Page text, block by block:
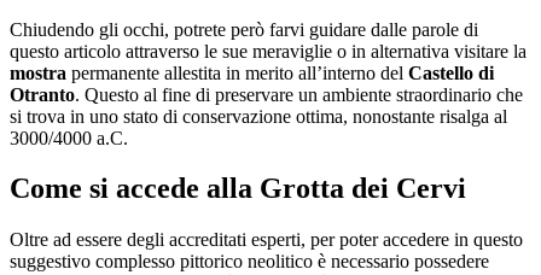
Chiudendo gli occhi, potrete però farvi guidare dalle parole di
questo articolo attraverso le sue meraviglie o in alternativa visitare la
mostra permanente allestita in merito all’interno del Castello di
Otranto. Questo al fine di preservare un ambiente straordinario che
si trova in uno stato di conservazione ottima, nonostante risalga al
3000/4000 a.C.
Come si accede alla Grotta dei Cervi
Oltre ad essere degli accreditati esperti, per poter accedere in questo
suggestivo complesso pittorico neolitico è necessario possedere